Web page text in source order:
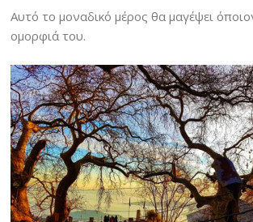
Αυτό το μοναδικό μέρος θα μαγέψει
ομορφιά του.